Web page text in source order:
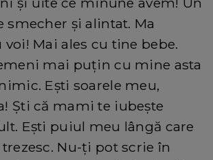
smecher și alintat. Ma
Mai ales cu tine bebe.
mai puțin cu mine asta
Ești soarele meu,
Ști că mami te iubește
Ești puiul meu lângă care
Nu-ți pot scrie în